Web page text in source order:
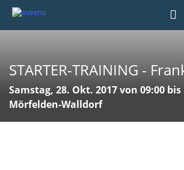
STARTER-TRAINING -
Samstag, 28. Okt. 2017 von 09:00 bis
Mörfelden-Walldorf